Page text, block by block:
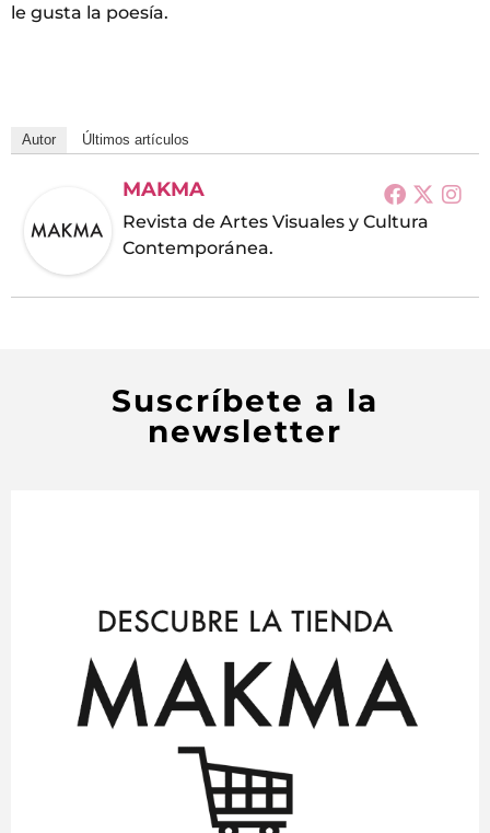
le gusta la poesía.
Autor Últimos artículos
MAKMA
Revista de Artes Visuales y Cultura
Contemporánea.
Suscríbete a la
newsletter